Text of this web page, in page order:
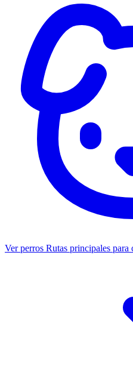
Ver perros Rutas principales para